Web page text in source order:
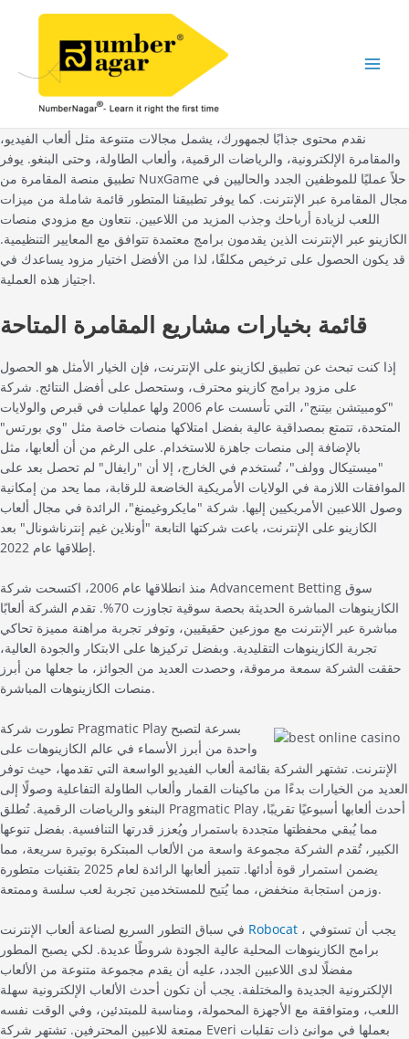
نقدم محتوى جذابًا لجمهورك، يشمل مجالات متنوعة مثل ألعاب الفيديو،
والمقامرة الإلكترونية، والرياضات الرقمية، وألعاب الطاولة، وحتى البنغو. يوفر
تطبيق منصة المقامرة من NuxGame حلاً عمليًا للموظفين الجدد والحاليين في
مجال المقامرة عبر الإنترنت. كما يوفر تطبيقنا المتطور قائمة شاملة من ميزات
اللعب لزيادة أرباحك وجذب المزيد من اللاعبين. نتعاون مع مزودي منصات
الكازينو عبر الإنترنت الذين يقدمون برامج معتمدة تتوافق مع المعايير التنظيمية.
قد يكون الحصول على ترخيص مكلفًا، لذا من الأفضل اختيار مزود يساعدك في
اجتياز هذه العملية.
قائمة بخيارات مشاريع المقامرة المتاحة
إذا كنت تبحث عن تطبيق لكازينو على الإنترنت، فإن الخيار الأمثل هو الحصول
على مزود برامج كازينو محترف، وستحصل على أفضل النتائج. شركة
"كومبيتشن بيتنج"، التي تأسست عام 2006 ولها عمليات في قبرص والولايات
المتحدة، تتمتع بمصداقية عالية بفضل امتلاكها منصات خاصة مثل "وي بورتس"
بالإضافة إلى منصات جاهزة للاستخدام. على الرغم من أن ألعابها، مثل
"ميستيكال وولف"، تُستخدم في الخارج، إلا أن "رايفال" لم تحصل بعد على
الموافقات اللازمة في الولايات الأمريكية الخاضعة للرقابة، مما يحد من إمكانية
وصول اللاعبين الأمريكيين إليها. شركة "مايكروغيمنغ"، الرائدة في مجال ألعاب
الكازينو على الإنترنت، باعت شركتها التابعة "أونلاين غيم إنترناشونال" بعد
إطلاقها عام 2022.
منذ انطلاقها عام 2006، اكتسحت شركة Advancement Betting سوق
الكازينوهات المباشرة الحديثة بحصة سوقية تجاوزت 70%. تقدم الشركة ألعابًا
مباشرة عبر الإنترنت مع موزعين حقيقيين، وتوفر تجربة مراهنة مميزة تحاكي
تجربة الكازينوهات التقليدية. وبفضل تركيزها على الابتكار والجودة العالية،
حققت الشركة سمعة مرموقة، وحصدت العديد من الجوائز، ما جعلها من أبرز
منصات الكازينوهات المباشرة.
تطورت شركة Pragmatic Play بسرعة لتصبح
واحدة من أبرز الأسماء في عالم الكازينوهات على
الإنترنت. تشتهر الشركة بقائمة ألعاب الفيديو الواسعة التي تقدمها، حيث توفر
العديد من الخيارات بدءًا من ماكينات القمار وألعاب الطاولة التفاعلية وصولًا إلى
البنغو والرياضات الرقمية. تُطلق Pragmatic Play أحدث ألعابها أسبوعيًا تقريبًا،
مما يُبقي محفظتها متجددة باستمرار ويُعزز قدرتها التنافسية. بفضل تنوعها
الكبير، تُقدم الشركة مجموعة واسعة من الألعاب المبتكرة بوتيرة سريعة، مما
يضمن استمرار قوة أدائها. تتميز ألعابها الرائدة لعام 2025 بتقنيات متطورة
وزمن استجابة منخفض، مما يُتيح للمستخدمين تجربة لعب سلسة وممتعة.
Robocat ، يجب أن تستوفي
برامج الكازينوهات المحلية عالية الجودة شروطًا عديدة. لكي يصبح المطور
مفضلًا لدى اللاعبين الجدد، عليه أن يقدم مجموعة متنوعة من الألعاب
الإلكترونية الجديدة والمختلفة. يجب أن تكون أحدث الألعاب الإلكترونية سهلة
اللعب، ومتوافقة مع الأجهزة المحمولة، ومناسبة للمبتدئين، وفي الوقت نفسه
ممتعة للاعبين المحترفين. تشتهر شركة Everi بعملها في موانئ ذات تقلبات